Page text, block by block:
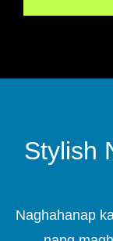
Stylish
Naghahanap